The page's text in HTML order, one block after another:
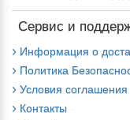
Сервис и
Информация о
Политика
Условия соглашения
Контакты